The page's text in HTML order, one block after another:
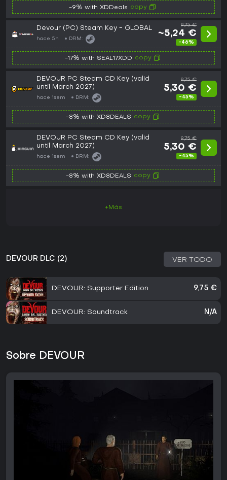
-9% with XDDeals copy
Devour (PC) Steam Key - GLOBAL
hace 5h DRM:
9,75 €
~5,24 €
-46%
-17% with SEAL17XDD copy
DEVOUR PC Steam CD Key (valid
until March 2027)
hace 1sem DRM:
9,75 €
5,30 €
-45%
-8% with XD8DEALS copy
DEVOUR PC Steam CD Key (valid
until March 2027)
hace 1sem DRM:
9,75 €
5,30 €
-45%
-8% with XD8DEALS copy
+Más
DEVOUR DLC (2) VER TODO
DEVOUR: Supporter Edition 9,75 €
DEVOUR: Soundtrack N/A
Sobre DEVOUR